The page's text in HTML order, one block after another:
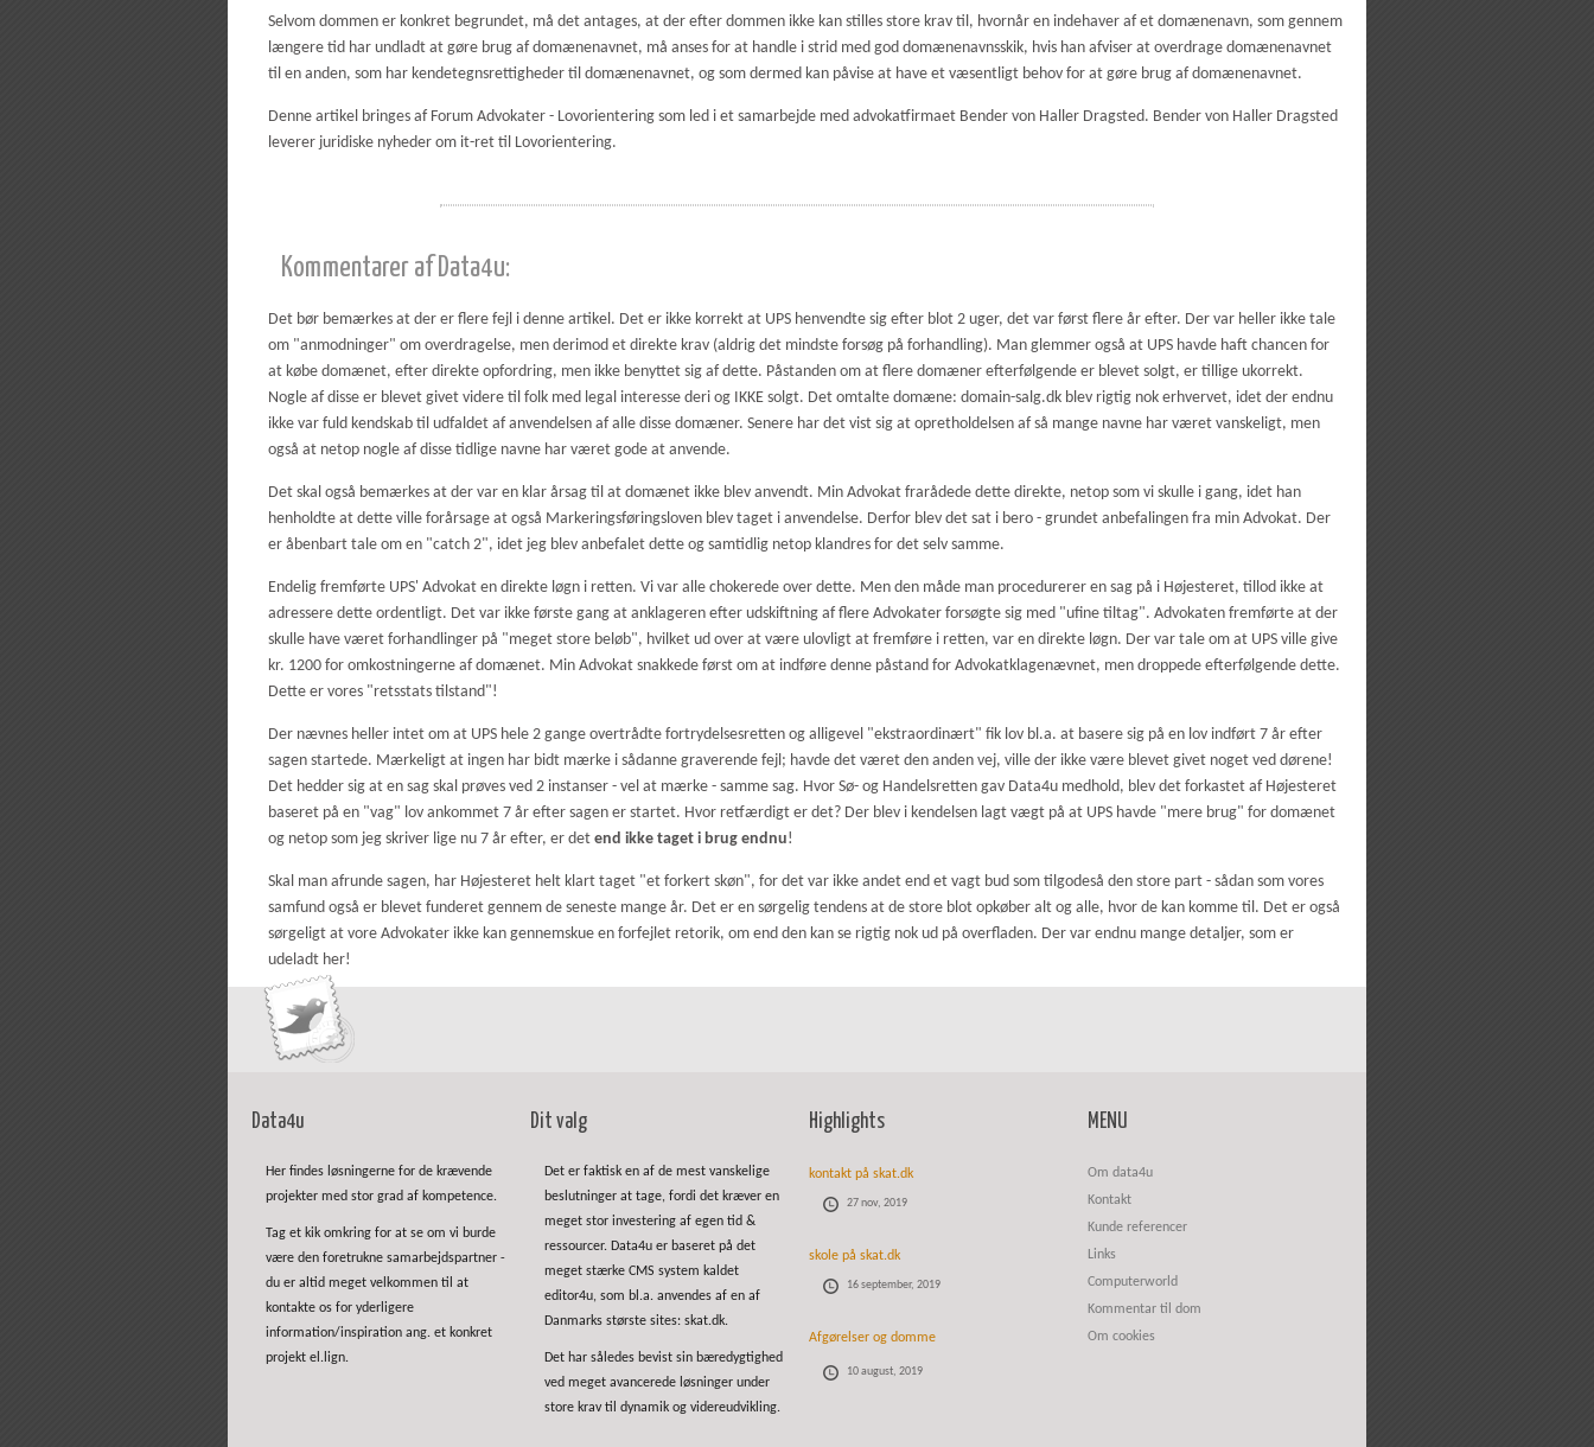
Selvom dommen er konkret begrundet, må det antages, at der efter dommen ikke kan stilles store krav til, hvornår en indehaver af et domænenavn, som gennem
længere tid har undladt at gøre brug af domænenavnet, må anses for at handle i strid med god domænenavnsskik, hvis han afviser at overdrage domænenavnet
til en anden, som har kendetegnsrettigheder til domænenavnet, og som dermed kan påvise at have et væsentligt behov for at gøre brug af domænenavnet.
Denne artikel bringes af Forum Advokater - Lovorientering som led i et samarbejde med advokatfirmaet Bender von Haller Dragsted. Bender von Haller Dragsted
leverer juridiske nyheder om it-ret til Lovorientering.
Kommentarer af Data4u:
Det bør bemærkes at der er flere fejl i denne artikel. Det er ikke korrekt at UPS henvendte sig efter blot 2 uger, det var først flere år efter. Der var heller ikke tale
om "anmodninger" om overdragelse, men derimod et direkte krav (aldrig det mindste forsøg på forhandling). Man glemmer også at UPS havde haft chancen for
at købe domænet, efter direkte opfordring, men ikke benyttet sig af dette. Påstanden om at flere domæner efterfølgende er blevet solgt, er tillige ukorrekt.
Nogle af disse er blevet givet videre til folk med legal interesse deri og IKKE solgt. Det omtalte domæne: domain-salg.dk blev rigtig nok erhvervet, idet der endnu
ikke var fuld kendskab til udfaldet af anvendelsen af alle disse domæner. Senere har det vist sig at opretholdelsen af så mange navne har været vanskeligt, men
også at netop nogle af disse tidlige navne har været gode at anvende.
Det skal også bemærkes at der var en klar årsag til at domænet ikke blev anvendt. Min Advokat frarådede dette direkte, netop som vi skulle i gang, idet han
henholdte at dette ville forårsage at også Markeringsføringsloven blev taget i anvendelse. Derfor blev det sat i bero - grundet anbefalingen fra min Advokat. Der
er åbenbart tale om en "catch 2", idet jeg blev anbefalet dette og samtidlig netop klandres for det selv samme.
Endelig fremførte UPS' Advokat en direkte løgn i retten. Vi var alle chokerede over dette. Men den måde man procedurerer en sag på i Højesteret, tillod ikke at
adressere dette ordentligt. Det var ikke første gang at anklageren efter udskiftning af flere Advokater forsøgte sig med "ufine tiltag". Advokaten fremførte at der
skulle have været forhandlinger på "meget store beløb", hvilket ud over at være ulovligt at fremføre i retten, var en direkte løgn. Der var tale om at UPS ville give
kr. 1200 for omkostningerne af domænet. Min Advokat snakkede først om at indføre denne påstand for Advokatklagenævnet, men droppede efterfølgende dette.
Dette er vores "retsstats tilstand"!
Der nævnes heller intet om at UPS hele 2 gange overtrådte fortrydelsesretten og alligevel "ekstraordinært" fik lov bl.a. at basere sig på en lov indført 7 år efter
sagen startede. Mærkeligt at ingen har bidt mærke i sådanne graverende fejl; havde det været den anden vej, ville der ikke være blevet givet noget ved dørene!
Det hedder sig at en sag skal prøves ved 2 instanser - vel at mærke - samme sag. Hvor Sø- og Handelsretten gav Data4u medhold, blev det forkastet af Højesteret
baseret på en "vag" lov ankommet 7 år efter sagen er startet. Hvor retfærdigt er det? Der blev i kendelsen lagt vægt på at UPS havde "mere brug" for domænet
og netop som jeg skriver lige nu 7 år efter, er det end ikke taget i brug endnu!
Skal man afrunde sagen, har Højesteret helt klart taget "et forkert skøn", for det var ikke andet end et vagt bud som tilgodeså den store part - sådan som vores
samfund også er blevet funderet gennem de seneste mange år. Det er en sørgelig tendens at de store blot opkøber alt og alle, hvor de kan komme til. Det er også
sørgeligt at vore Advokater ikke kan gennemskue en forfejlet retorik, om end den kan se rigtig nok ud på overfladen. Der var endnu mange detaljer, som er
udeladt her!
Data4u
Her findes løsningerne for de krævende
projekter med stor grad af kompetence.
Tag et kik omkring for at se om vi burde
være den foretrukne samarbejdspartner -
du er altid meget velkommen til at
kontakte os for yderligere
information/inspiration ang. et konkret
projekt el.lign.
Dit valg
Det er faktisk en af de mest vanskelige
beslutninger at tage, fordi det kræver en
meget stor investering af egen tid &
ressourcer. Data4u er baseret på det
meget stærke CMS system kaldet
editor4u, som bl.a. anvendes af en af
Danmarks største sites: skat.dk.
Det har således bevist sin bæredygtighed
ved meget avancerede løsninger under
store krav til dynamik og videreudvikling.
Highlights
kontakt på skat.dk
27 nov, 2019
skole på skat.dk
16 september, 2019
Afgørelser og domme
10 august, 2019
MENU
Om data4u
Kontakt
Kunde referencer
Links
Computerworld
Kommentar til dom
Om cookies